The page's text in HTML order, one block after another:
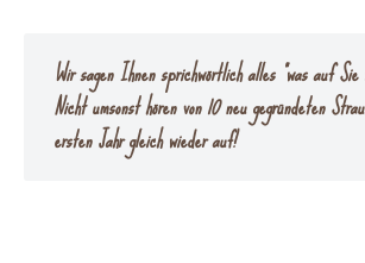
Wir sagen Ihnen sprichwörtlich alles “was auf Sie
Nicht umsonst hören von 10 neu gegründeten
ersten Jahr gleich wieder auf!